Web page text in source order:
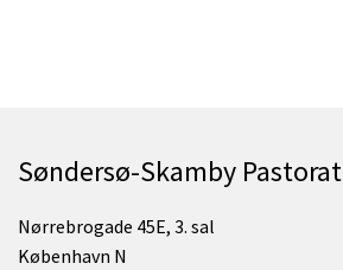
Søndersø-Skamby Pastorat
Nørrebrogade 45E, 3. sal
København N